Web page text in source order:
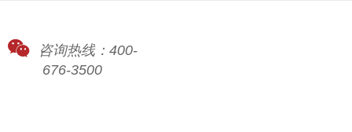
咨询热线：400-
676-3500